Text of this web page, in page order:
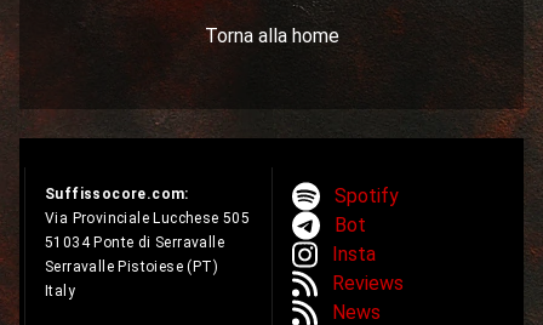
Torna alla home
Suffissocore.com:
Via Provinciale Lucchese 505
51034 Ponte di Serravalle
Serravalle Pistoiese (PT)
Italy
Spotify
Bot
Insta
Reviews
News